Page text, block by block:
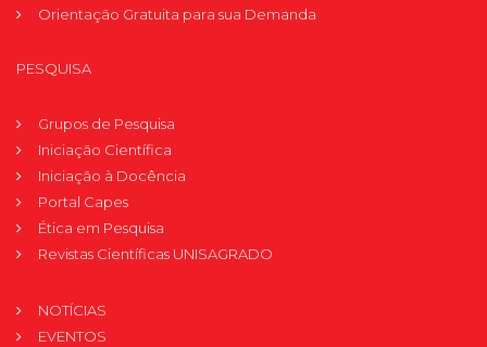
Orientação Gratuita para sua Demanda
PESQUISA
Grupos de Pesquisa
Iniciação Científica
Iniciação à Docência
Portal Capes
Ética em Pesquisa
Revistas Científicas UNISAGRADO
NOTÍCIAS
EVENTOS